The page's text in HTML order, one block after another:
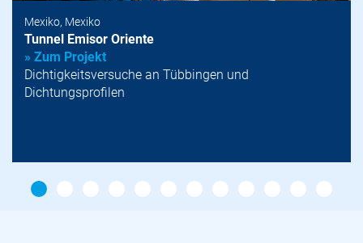
Mexiko, Mexiko
Tunnel Emisor Oriente
» Zum Projekt
Dichtigkeitsversuche an Tübbingen und
Dichtungsprofilen